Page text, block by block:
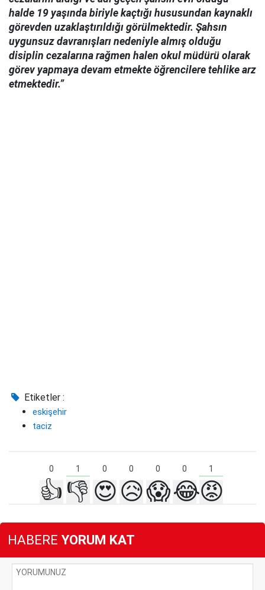
halde 19 yaşında biriyle kaçtığı hususundan kaynaklı
görevden uzaklaştırıldığı görülmektedir. Şahsın
uygunsuz davranışları nedeniyle almış olduğu
disiplin cezalarına rağmen halen okul müdürü olarak
görev yapmaya devam etmekte öğrencilere tehlike arz
etmektedir.”
Etiketler :
eskişehir
taciz
0 1 0 0 0 0 1
👍 👎 😍😥😱😂😡
HABERE YORUM KAT